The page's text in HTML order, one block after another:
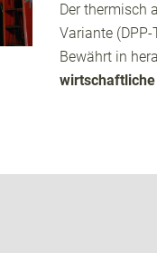
Der thermisch
Variante
Bewährt in